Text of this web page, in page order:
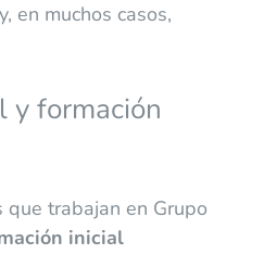
en muchos casos,
y formación
trabajan en Grupo
inicial